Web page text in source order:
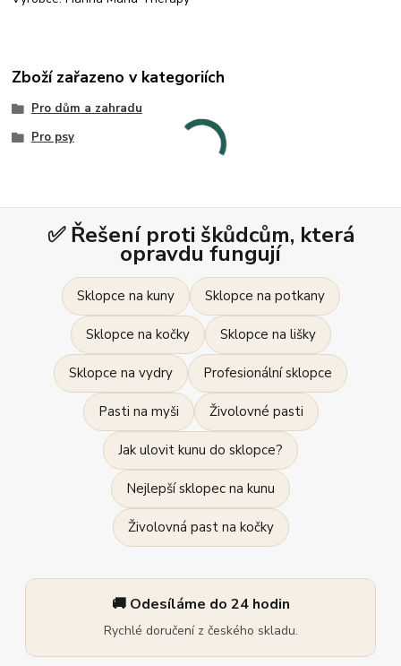
Zboží zařazeno v kategoriích
Pro dům a zahradu
Pro psy
✅ Řešení proti škůdcům, která
opravdu fungují
Sklopce na kuny Sklopce na potkany
Sklopce na kočky Sklopce na lišky
Sklopce na vydry Profesionální sklopce
Pasti na myši Živolovné pasti
Jak ulovit kunu do sklopce?
Nejlepší sklopec na kunu
Živolovná past na kočky
🚚 Odesíláme do 24 hodin
Rychlé doručení z českého skladu.